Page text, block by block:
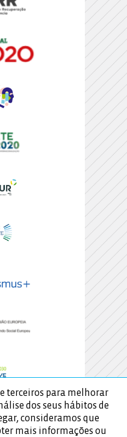
terceiros para melhorar
dos seus hábitos de
consideramos que
mais informações ou